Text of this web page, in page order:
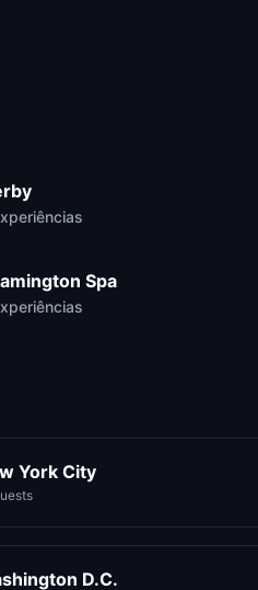
Spa
York City
D.C.